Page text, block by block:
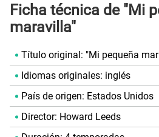
Ficha técnica de "Mi
maravilla"
Título original: "Mi pequeña
Idiomas originales: inglés
País de origen: Estados Unidos
Director: Howard Leeds